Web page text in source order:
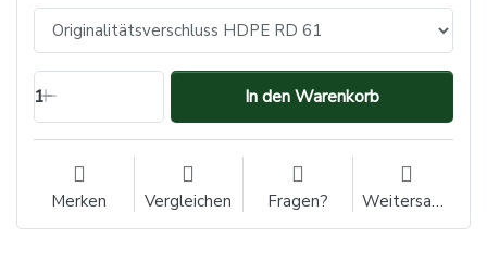
1 In den Warenkorb
Merken Vergleichen Fragen? Weitersagen